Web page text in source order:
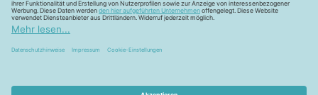
Widerrufsbelehrung Vertrag widerrufen
Barrierefreiheitserklärung
Pflegehinweise